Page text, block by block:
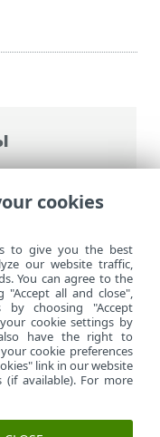
ESET Small
бастау>
cookies
to give you the best
our website traffic,
You can agree to the
"Accept all and close",
by choosing "Accept
cookie settings by
have the right to
cookie preferences
link in our website
available). For more